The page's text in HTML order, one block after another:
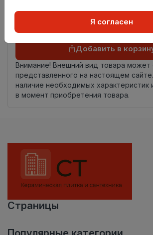
комплекта
Осталось265 упак
Добавить в
Внимание! Внешний вид товара может
представленного на настоящем
наличие необходимых характеристик
в момент приобретения товара.
Страницы
Я согласен